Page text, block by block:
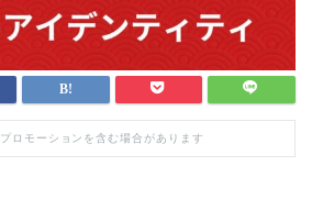
ロモーションを含む場合があります